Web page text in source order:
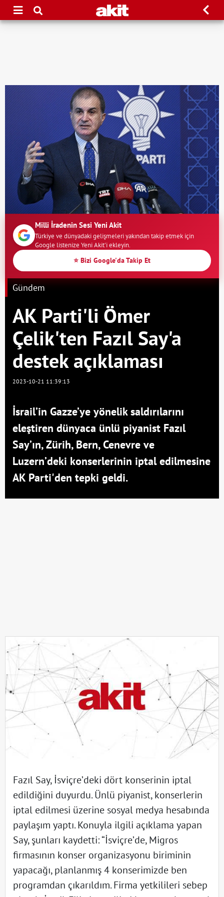
Milli İradenin Sesi Yeni Akit
Türkiye ve dünyadaki gelişmeleri yakından takip etmek için
Google listenize Yeni Akit'i ekleyin.
⭐ Bizi Google'da Takip Et
Gündem
AK Parti'li Ömer
Çelik'ten Fazıl Say'a
destek açıklaması
2023-10-21 11:39:13
İsrail’in Gazze’ye yönelik saldırılarını
eleştiren dünyaca ünlü piyanist Fazıl
Say’ın, Zürih, Bern, Cenevre ve
Luzern’deki konserlerinin iptal edilmesine
AK Parti'den tepki geldi.
Fazıl Say, İsviçre’deki dört konserinin iptal
edildiğini duyurdu. Ünlü piyanist, konserlerin
iptal edilmesi üzerine sosyal medya hesabında
paylaşım yaptı. Konuyla ilgili açıklama yapan
Say, şunları kaydetti: “İsviçre’de, Migros
firmasının konser organizasyonu biriminin
yapacağı, planlanmış 4 konserimizde ben
programdan çıkarıldım. Firma yetkilileri sebep